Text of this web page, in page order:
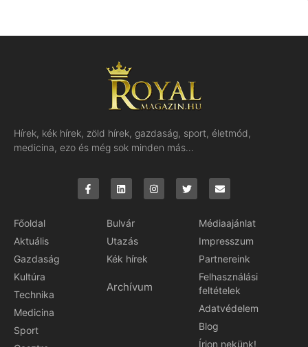
Hírek, kék hírek, zöld hírek, gazdaság, sport, életmód,
medicina, ezo és még sok minden más…
Főoldal
Aktuális
Gazdaság
Kultúra
Technika
Medicina
Sport
Bulvár
Utazás
Kék hírek
Archívum
Médiaajánlat
Impresszum
Partnereink
Felhasználási
feltételek
Adatvédelem
Blog
Írjon nekünk!